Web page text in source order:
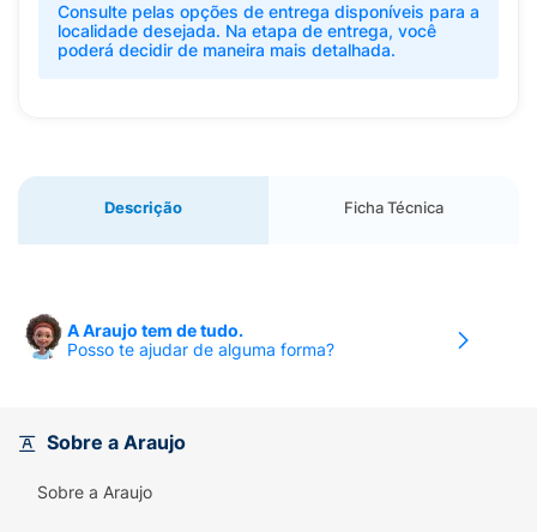
Consulte pelas opções de entrega disponíveis para a
localidade desejada. Na etapa de entrega, você
poderá decidir de maneira mais detalhada.
Descrição Ficha Técnica
A Araujo tem de tudo.
Posso te ajudar de alguma forma?
Sobre a Araujo
Sobre a Araujo